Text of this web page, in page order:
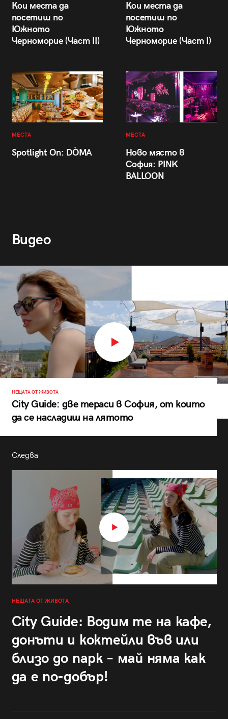
Кои места да
посетиш по
Южното
Черноморие (Част II)
Кои места да
посетиш по
Южното
Черноморие (Част I)
МЕСТА
Spotlight On: DÒMA
МЕСТА
Ново място в
София: PINK
BALLOON
Видео
НЕЩАТА ОТ ЖИВОТА
City Guide: две тераси в София, от които
да се насладиш на лятото
Следва
НЕЩАТА ОТ ЖИВОТА
City Guide: Водим те на кафе,
донъти и коктейли във или
близо до парк – май няма как
да е по-добър!